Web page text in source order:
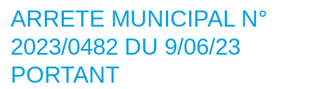
ARRETE MUNICIPAL N°
2023/0482 DU 9/06/23
PORTANT